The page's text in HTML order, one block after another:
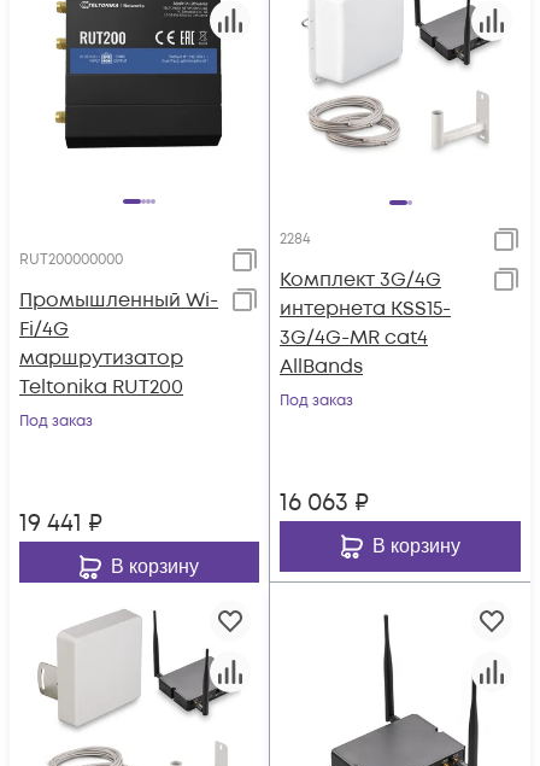
RUT200000000
Промышленный Wi-
Fi/4G
маршрутизатор
Teltonika RUT200
Под заказ
19 441 ₽
В корзину
2284
Комплект 3G/4G
интернета KSS15-
3G/4G-MR cat4
AllBands
Под заказ
16 063 ₽
В корзину